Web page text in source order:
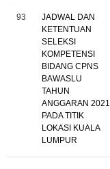
93
JADWAL DAN
KETENTUAN
SELEKSI
KOMPETENSI
BIDANG CPNS
BAWASLU
TAHUN
ANGGARAN 2021
PADA TITIK
LOKASI KUALA
LUMPUR